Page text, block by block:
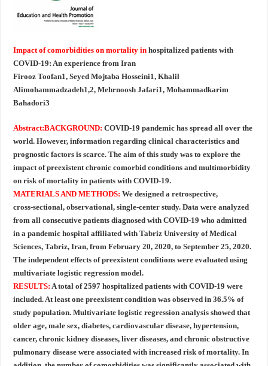
Impact of comorbidities on mortality in hospitalized patients with
COVID‑19: An experience from Iran
Firooz Toofan1, Seyed Mojtaba Hosseini1, Khalil
Alimohammadzadeh1,2,Mehrnoosh Jafari1, Mohammadkarim
Bahadori3
Abstract:BACKGROUND: COVID‑19 pandemic has spread all over the
world. However, information regardingclinical characteristics and
prognostic factors is scarce. The aim of this study was to explore the
impact of preexistent chronic comorbid conditions and multimorbidity
on risk of mortality in patientswith COVID‑19.
MATERIALS AND METHODS: We designed a retrospective,
cross‑sectional, observational,single‑center study. Data were analyzed
from all consecutive patients diagnosed with COVID‑19 whoadmitted
in a pandemic hospital affiliated with Tabriz University of Medical
Sciences, Tabriz, Iran,from February 20, 2020, to September 25, 2020.
The independent effects of preexistent conditionswere evaluated using
multivariate logistic regression model.
RESULTS: A total of 2597 hospitalized patients with COVID‑19 were
included. At least one preexistentcondition was observed in 36.5% of
study population. Multivariate logistic regression analysis showedthat
older age, male sex, diabetes, cardiovascular disease, hypertension,
cancer, chronic kidneydiseases, liver diseases, and chronic obstructive
pulmonary disease were associated with increasedrisk of mortality. In